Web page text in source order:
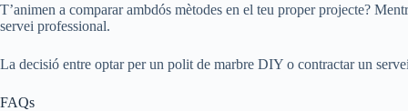
T’animen a comparar ambdós mètodes en el teu proper projecte?
servei professional.
La decisió entre optar per un polit de marbre DIY o contractar un
FAQs